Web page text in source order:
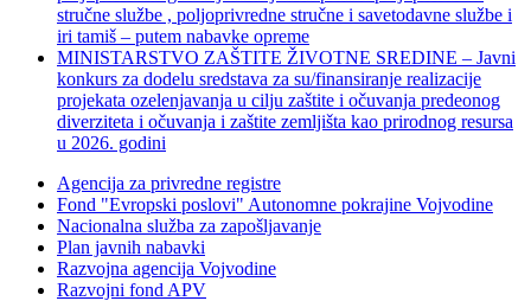
stručne službe , poljoprivredne stručne i savetodavne službe i
iri tamiš ‒ putem nabavke opreme
MINISTARSTVO ZAŠTITE ŽIVOTNE SREDINE – Javni
konkurs za dodelu sredstava za su/finansiranje realizacije
projekata ozelenjavanja u cilju zaštite i očuvanja predeonog
diverziteta i očuvanja i zaštite zemljišta kao prirodnog resursa
u 2026. godini
Agencija za privredne registre
Fond "Evropski poslovi" Autonomne pokrajine Vojvodine
Nacionalna služba za zapošljavanje
Plan javnih nabavki
Razvojna agencija Vojvodine
Razvojni fond APV